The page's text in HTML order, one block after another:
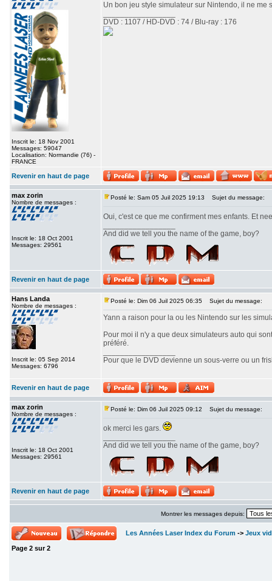
Inscrit le: 18 Nov 2001
Messages: 59047
Localisation: Normandie (76) -
FRANCE
Un bon jeu style simulateur sur Nintendo, il ne me
DVD : 1107 / HD-DVD : 74 / Blu-ray : 176
Revenir en haut de page
max zorin
Nombre de messages :
Inscrit le: 18 Oct 2001
Messages: 29561
Posté le: Sam 05 Juil 2025 19:13 Sujet du message:
Oui, c'est ce que me confirment mes enfants. Et
And did we tell you the name of the game, boy?
Revenir en haut de page
Hans Landa
Nombre de messages :
Inscrit le: 05 Sep 2014
Messages: 6796
Posté le: Dim 06 Juil 2025 06:35 Sujet du message:
Yann a raison pour la ou les Nintendo sur les
Pour moi il n'y a que deux simulateurs auto qui
préféré.
Pour que le DVD devienne un sous-verre ou un
Revenir en haut de page
max zorin
Nombre de messages :
Inscrit le: 18 Oct 2001
Messages: 29561
Posté le: Dim 06 Juil 2025 09:12 Sujet du message:
ok merci les gars.
And did we tell you the name of the game, boy?
Revenir en haut de page
Montrer les messages depuis:
Les Années Laser Index du Forum -> Jeux
Page 2 sur2